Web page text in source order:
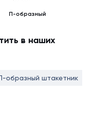
П-образный
в наших
образный штакетник